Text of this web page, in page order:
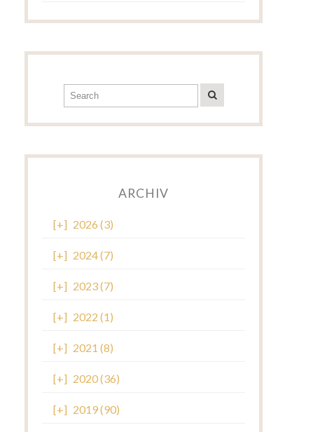
ARCHIV
[+] 2026 (3)
[+] 2024 (7)
[+] 2023 (7)
[+] 2022 (1)
[+] 2021 (8)
[+] 2020 (36)
[+] 2019 (90)